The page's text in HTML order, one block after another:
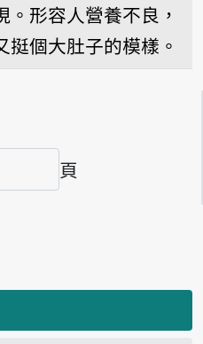
形容人營養不良，
挺個大肚子的模樣。
頁